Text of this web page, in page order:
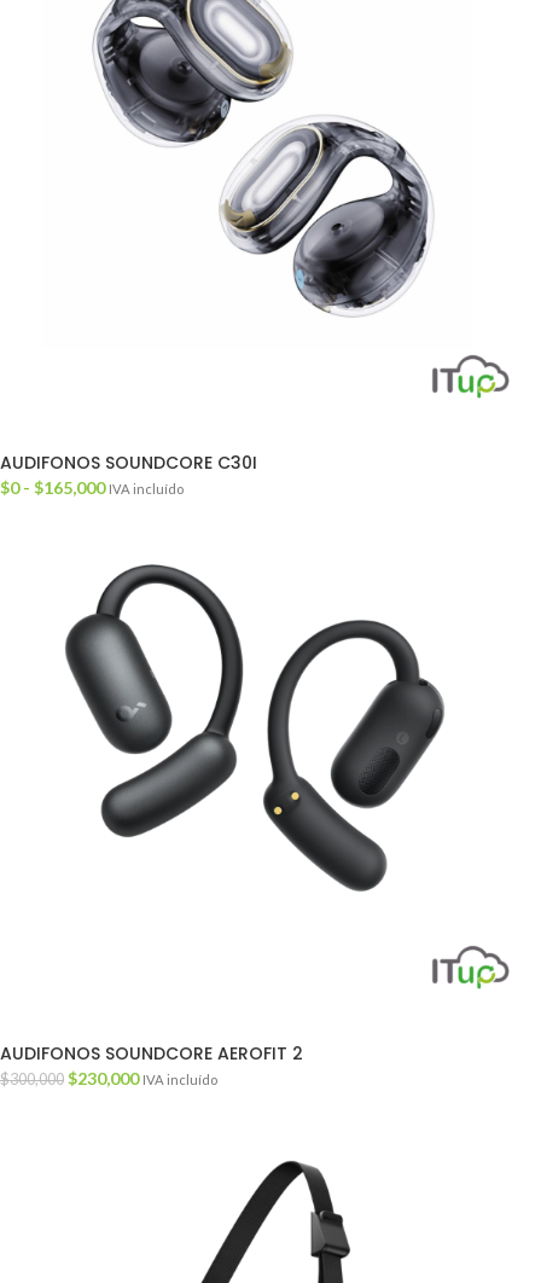
AUDIFONOS SOUNDCORE C30I
$0 - $165,000 IVA incluído
AUDIFONOS SOUNDCORE AEROFIT 2
$300,000 $230,000 IVA incluído